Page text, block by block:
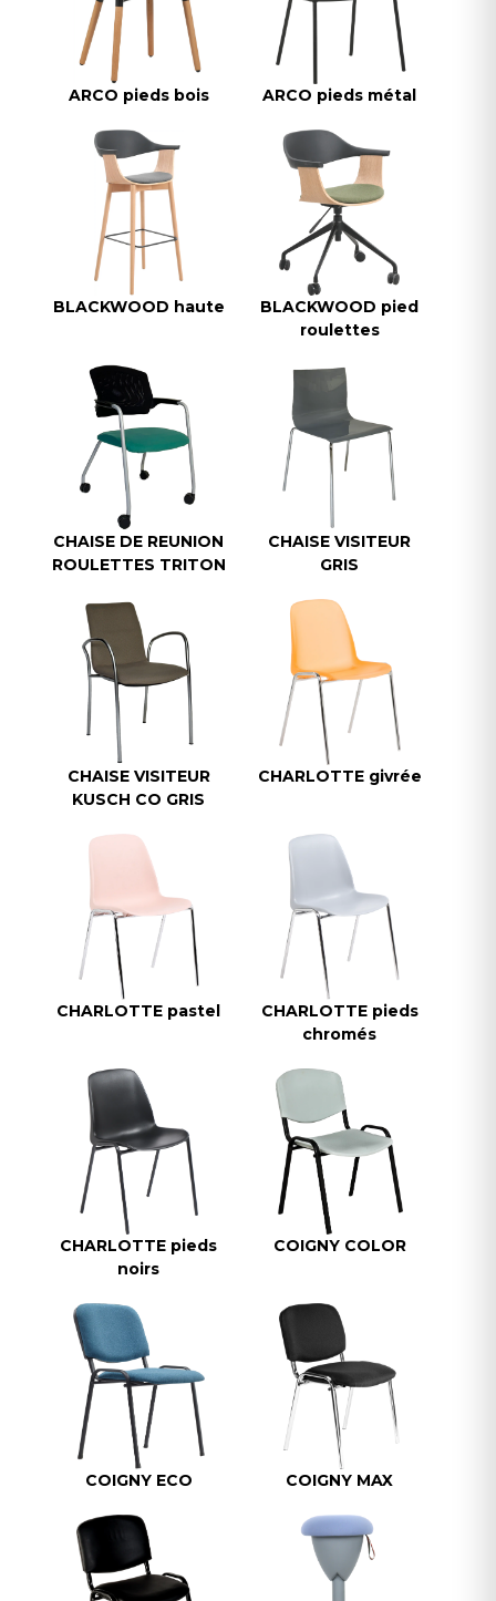
ARCO pieds bois ARCO pieds métal
BLACKWOOD haute
BLACKWOOD pied
roulettes
CHAISE DE REUNION
ROULETTES TRITON
CHAISE VISITEUR
GRIS
CHAISE VISITEUR
KUSCH CO GRIS
CHARLOTTE givrée
CHARLOTTE pastel
CHARLOTTE pieds
chromés
CHARLOTTE pieds
noirs
COIGNY COLOR
COIGNY ECO COIGNY MAX